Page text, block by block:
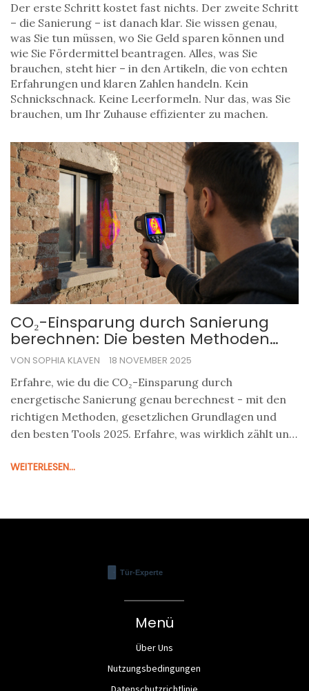
Der erste Schritt kostet fast nichts. Der zweite Schritt
– die Sanierung – ist danach klar. Sie wissen genau,
was Sie tun müssen, wo Sie Geld sparen können und
wie Sie Fördermittel beantragen. Alles, was Sie
brauchen, steht hier – in den Artikeln, die von echten
Erfahrungen und klaren Zahlen handeln. Kein
Schnickschnack. Keine Leerformeln. Nur das, was Sie
brauchen, um Ihr Zuhause effizienter zu machen.
CO₂-Einsparung durch Sanierung
berechnen: Die besten Methoden
und Tools 2025
VON SOPHIA KLAVEN 18 NOVEMBER 2025
Erfahre, wie du die CO₂-Einsparung durch
energetische Sanierung genau berechnest - mit den
richtigen Methoden, gesetzlichen Grundlagen und
den besten Tools 2025. Erfahre, was wirklich zählt und
WEITERLESEN...
Menü
Über Uns
Nutzungsbedingungen